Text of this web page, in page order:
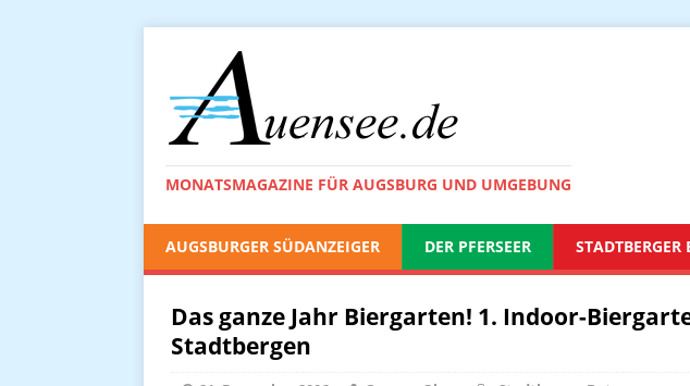
MONATSMAGAZINE FÜR AUGSBURG UND UMGEBUNG
AUGSBURGER SÜDANZEIGER DER PFERSEER STADTBERGER
Das ganze Jahr Biergarten! 1. Indoor-
Stadtbergen